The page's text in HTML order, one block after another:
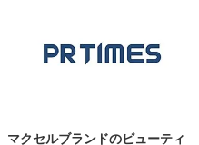
マクセルブランドのビューティ